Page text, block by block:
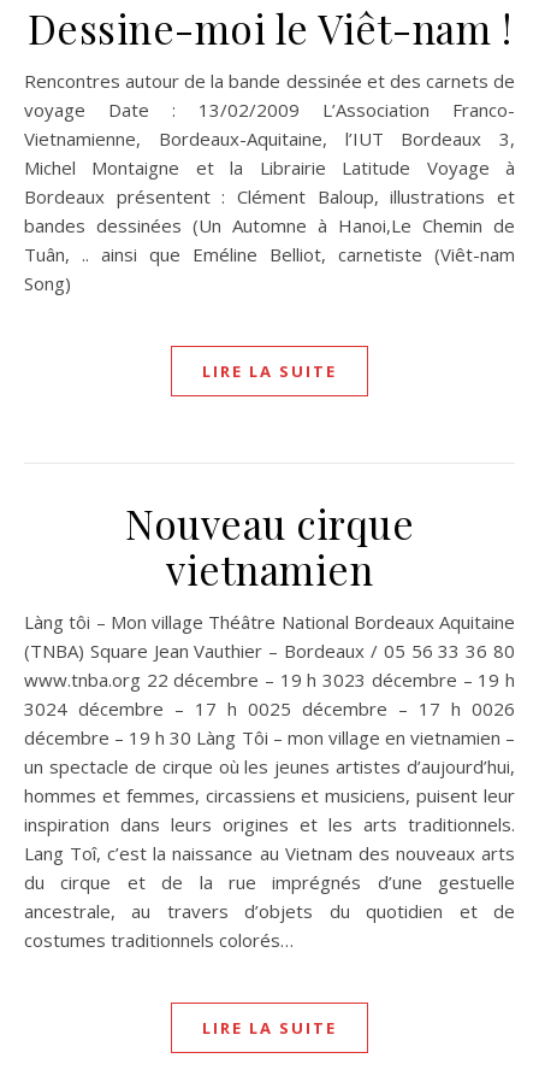
Dessine-moi le Viêt-nam !
Rencontres autour de la bande dessinée et des carnets de
voyage Date : 13/02/2009 L’Association Franco-
Vietnamienne, Bordeaux-Aquitaine, l’IUT Bordeaux 3,
Michel Montaigne et la Librairie Latitude Voyage à
Bordeaux présentent : Clément Baloup, illustrations et
bandes dessinées (Un Automne à Hanoi,Le Chemin de
Tuân, .. ainsi que Eméline Belliot, carnetiste (Viêt-nam
Song)
LIRE LA SUITE
Nouveau cirque
vietnamien
Làng tôi – Mon village Théâtre National Bordeaux Aquitaine
(TNBA) Square Jean Vauthier – Bordeaux / 05 56 33 36 80
www.tnba.org 22 décembre – 19 h 3023 décembre – 19 h
3024 décembre – 17 h 0025 décembre – 17 h 0026
décembre – 19 h 30 Làng Tôi – mon village en vietnamien –
un spectacle de cirque où les jeunes artistes d’aujourd’hui,
hommes et femmes, circassiens et musiciens, puisent leur
inspiration dans leurs origines et les arts traditionnels.
Lang Toî, c’est la naissance au Vietnam des nouveaux arts
du cirque et de la rue imprégnés d’une gestuelle
ancestrale, au travers d’objets du quotidien et de
costumes traditionnels colorés…
LIRE LA SUITE